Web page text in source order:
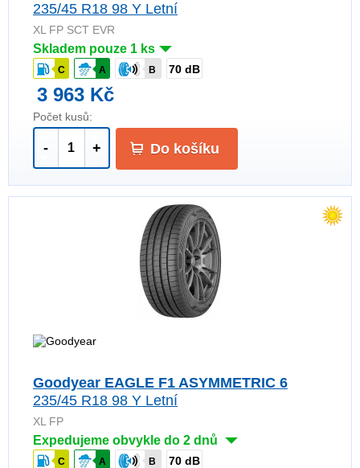
235/45 R18 98 Y Letní
XL FP SCT EVR
Skladem pouze 1 ks
C A B 70 dB
3 963 Kč
Počet kusů:
- + Do košíku
Goodyear EAGLE F1 ASYMMETRIC 6
235/45 R18 98 Y Letní
XL FP
Expedujeme obvykle do 2 dnů
C A B 70 dB